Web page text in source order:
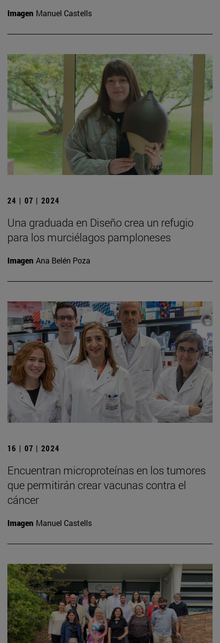
Imagen Manuel Castells
24 | 07 | 2024
Una graduada en Diseño crea un refugio
para los murciélagos pamploneses
Imagen Ana Belén Poza
16 | 07 | 2024
Encuentran microproteínas en los tumores
que permitirán crear vacunas contra el
cáncer
Imagen Manuel Castells